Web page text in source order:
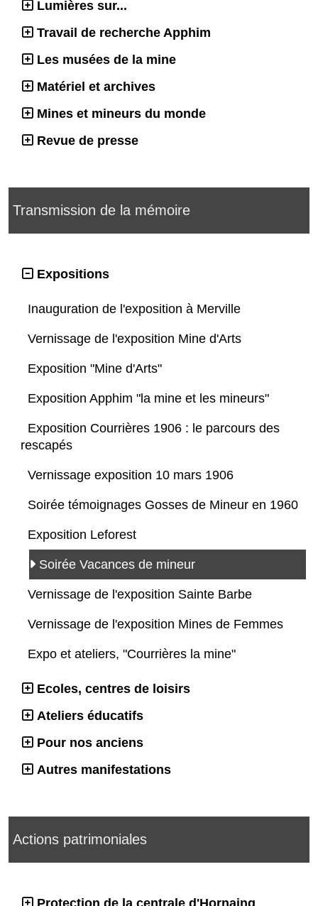
Lumières sur...
Travail de recherche Apphim
Les musées de la mine
Matériel et archives
Mines et mineurs du monde
Revue de presse
Transmission de la mémoire
Expositions
Inauguration de l'exposition à Merville
Vernissage de l'exposition Mine d'Arts
Exposition "Mine d'Arts"
Exposition Apphim "la mine et les mineurs"
Exposition Courrières 1906 : le parcours des
rescapés
Vernissage exposition 10 mars 1906
Soirée témoignages Gosses de Mineur en 1960
Exposition Leforest
Soirée Vacances de mineur
Vernissage de l'exposition Sainte Barbe
Vernissage de l'exposition Mines de Femmes
Expo et ateliers, "Courrières la mine"
Ecoles, centres de loisirs
Ateliers éducatifs
Pour nos anciens
Autres manifestations
Actions patrimoniales
Protection de la centrale d'Hornaing